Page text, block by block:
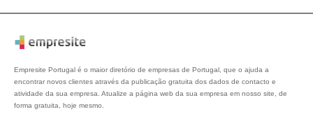
Empresite Portugal é o maior diretório de empresas de Portugal, que o ajuda a
encontrar novos clientes através da publicação gratuita dos dados de contacto e
atividade da sua empresa. Atualize a página web da sua empresa em nosso site, de
forma gratuita, hoje mesmo.